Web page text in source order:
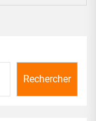
Rechercher